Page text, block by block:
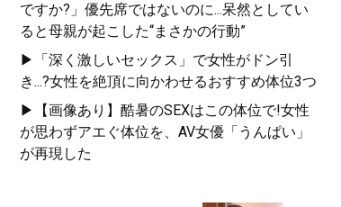
ですか?」優先席ではないのに...呆然としてい
ると母親が起こした“まさかの行動”
▶「深く激しいセックス」で女性がドン引
き...?女性を絶頂に向かわせるおすすめ体位3つ
▶【画像あり】酷暑のSEXはこの体位で!女性
が思わずアエぐ体位を、AV女優「うんぱい」
が再現した